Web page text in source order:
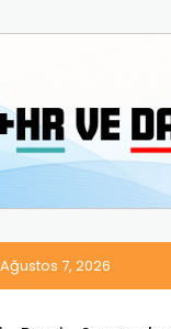
Platformda Birleştirdi
Ağustos 7, 2026